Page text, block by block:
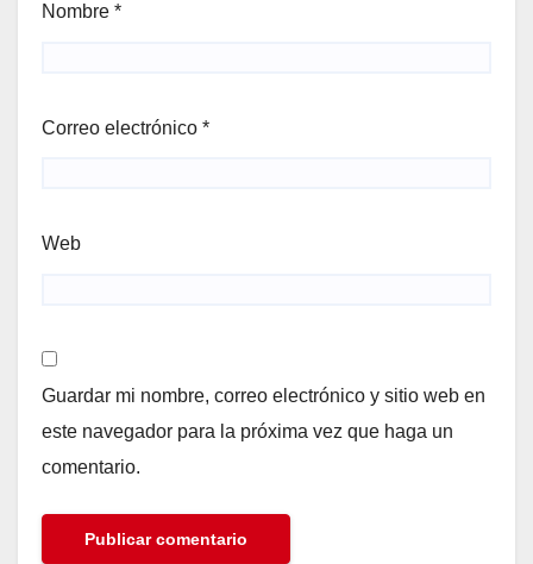
Nombre *
Correo electrónico *
Web
Guardar mi nombre, correo electrónico y sitio web en
este navegador para la próxima vez que haga un
comentario.